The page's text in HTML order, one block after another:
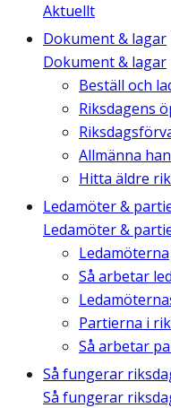
Aktuellt
Dokument & lagar
Dokument & lagar
Beställ och
Riksdagens
Allmänna
Hitta äldre
Ledamöter &
Ledamöter &
Ledamöterna
Så arbetar
Partierna i
Så arbetar
Så fungerar
Så fungerar